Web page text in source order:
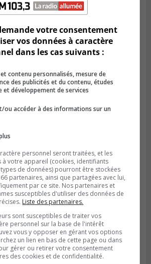
à 08h28
de reporter une
à 14h47
rassemble 200 curieux à
votre consentement
vos données à caractère
dans les cas suivants :
contenu personnalisés, mesure de
des publicités et du contenu, études
et développement de services
ou accéder à des informations sur un
personnel seront traitées, et les
à votre appareil (cookies, identifiants
de données) pourront être stockées
partenaires, ainsi que partagées avec lui,
par ce site. Nos partenaires et
susceptibles d'utiliser des données de
Liste des partenaires.
sont susceptibles de traiter vos
personnel sur la base de l'intérêt
vous y opposer en gérant vos options
un lien en bas de cette page ou dans
gérer ou retirer votre consentement
des cookies et de confidentialité.